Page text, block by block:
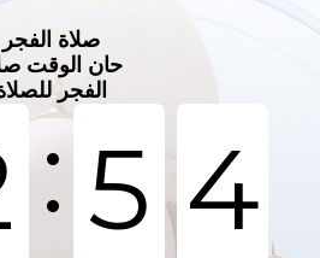
صلاة الفجر
حان الوقت
الفجر
:5 4